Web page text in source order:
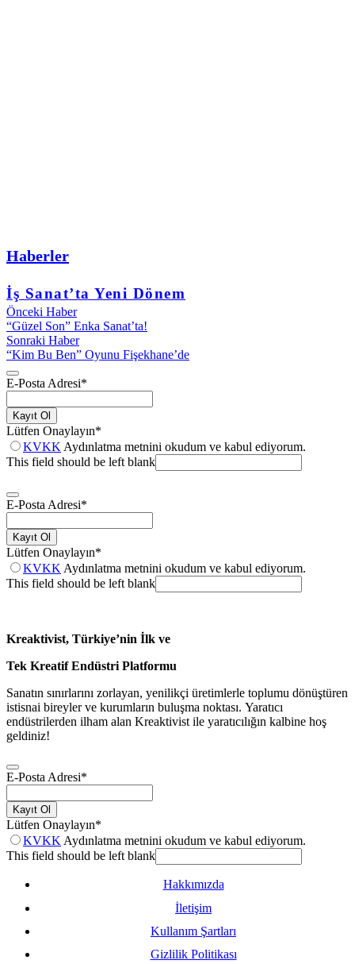
Haberler
İş Sanat’ta Yeni Dönem
Önceki Haber
“Güzel Son” Enka Sanat’ta!
Sonraki Haber
“Kim Bu Ben” Oyunu Fişekhane’de
E-Posta Adresi*
Kayıt Ol
Lütfen Onaylayın*
KVKK Aydınlatma metnini okudum ve kabul ediyorum.
This field should be left blank
E-Posta Adresi*
Kayıt Ol
Lütfen Onaylayın*
KVKK Aydınlatma metnini okudum ve kabul ediyorum.
This field should be left blank
Kreaktivist, Türkiye’nin İlk ve
Tek Kreatif Endüstri Platformu
Sanatın sınırlarını zorlayan, yenilikçi üretimlerle toplumu dönüştüren
istisnai bireyler ve kurumların buluşma noktası. Yaratıcı
endüstrilerden ilham alan Kreaktivist ile yaratıcılığın kalbine hoş
geldiniz!
E-Posta Adresi*
Kayıt Ol
Lütfen Onaylayın*
KVKK Aydınlatma metnini okudum ve kabul ediyorum.
This field should be left blank
Hakkımızda
İletişim
Kullanım Şartları
Gizlilik Politikası